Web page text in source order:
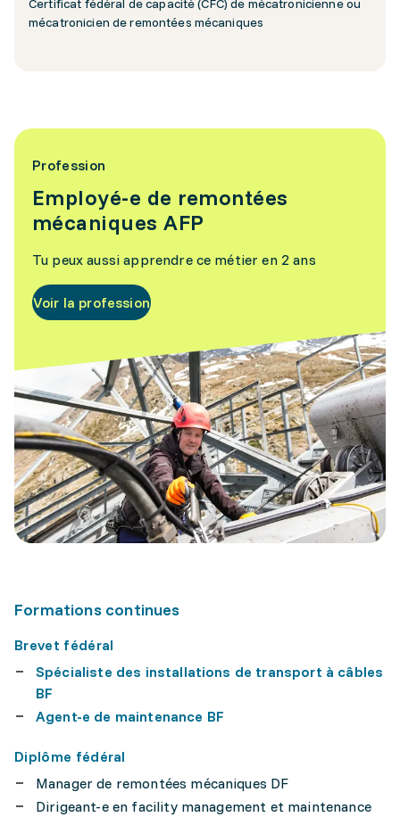
Certificat fédéral de capacité (CFC) de mécatronicienne ou
mécatronicien de remontées mécaniques
Profession
Employé-e de remontées
mécaniques AFP
Tu peux aussi apprendre ce métier en 2 ans
Voir la profession
Formations continues
Brevet fédéral
Spécialiste des installations de transport à câbles
BF
Agent-e de maintenance BF
Diplôme fédéral
Manager de remontées mécaniques DF
Dirigeant-e en facility management et maintenance